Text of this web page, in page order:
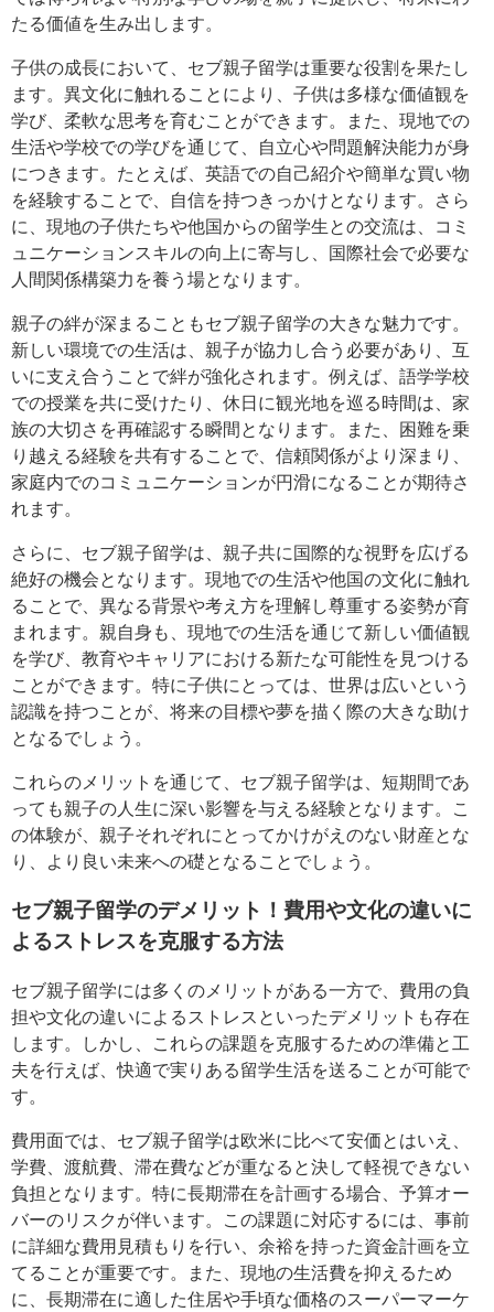
たる価値を生み出します。
子供の成長において、セブ親子留学は重要な役割を果たし
ます。異文化に触れることにより、子供は多様な価値観を
学び、柔軟な思考を育むことができます。また、現地での
生活や学校での学びを通じて、自立心や問題解決能力が身
につきます。たとえば、英語での自己紹介や簡単な買い物
を経験することで、自信を持つきっかけとなります。さら
に、現地の子供たちや他国からの留学生との交流は、コミ
ュニケーションスキルの向上に寄与し、国際社会で必要な
人間関係構築力を養う場となります。
親子の絆が深まることもセブ親子留学の大きな魅力です。
新しい環境での生活は、親子が協力し合う必要があり、互
いに支え合うことで絆が強化されます。例えば、語学学校
での授業を共に受けたり、休日に観光地を巡る時間は、家
族の大切さを再確認する瞬間となります。また、困難を乗
り越える経験を共有することで、信頼関係がより深まり、
家庭内でのコミュニケーションが円滑になることが期待さ
れます。
さらに、セブ親子留学は、親子共に国際的な視野を広げる
絶好の機会となります。現地での生活や他国の文化に触れ
ることで、異なる背景や考え方を理解し尊重する姿勢が育
まれます。親自身も、現地での生活を通じて新しい価値観
を学び、教育やキャリアにおける新たな可能性を見つける
ことができます。特に子供にとっては、世界は広いという
認識を持つことが、将来の目標や夢を描く際の大きな助け
となるでしょう。
これらのメリットを通じて、セブ親子留学は、短期間であ
っても親子の人生に深い影響を与える経験となります。こ
の体験が、親子それぞれにとってかけがえのない財産とな
り、より良い未来への礎となることでしょう。
セブ親子留学のデメリット！費用や文化の違いに
よるストレスを克服する方法
セブ親子留学には多くのメリットがある一方で、費用の負
担や文化の違いによるストレスといったデメリットも存在
します。しかし、これらの課題を克服するための準備と工
夫を行えば、快適で実りある留学生活を送ることが可能で
す。
費用面では、セブ親子留学は欧米に比べて安価とはいえ、
学費、渡航費、滞在費などが重なると決して軽視できない
負担となります。特に長期滞在を計画する場合、予算オー
バーのリスクが伴います。この課題に対応するには、事前
に詳細な費用見積もりを行い、余裕を持った資金計画を立
てることが重要です。また、現地の生活費を抑えるため
に、長期滞在に適した住居や手頃な価格のスーパーマーケ